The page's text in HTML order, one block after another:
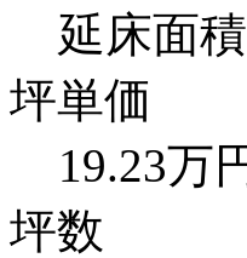
延床面
坪単価
19.23万
坪数